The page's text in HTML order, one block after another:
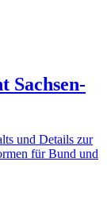
Sachsen-
und Details zur
für Bund und